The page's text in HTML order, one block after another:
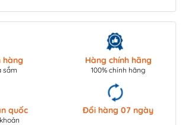
hàng
sắm
Hàng chính hãng
100% chính hãng
quốc Đổi hàng 07 ngày